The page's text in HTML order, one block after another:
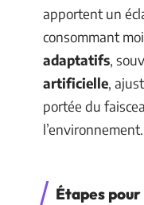
apportent un
consommant
adaptatifs,
artificielle,
portée du
l’environnement.
Étapes